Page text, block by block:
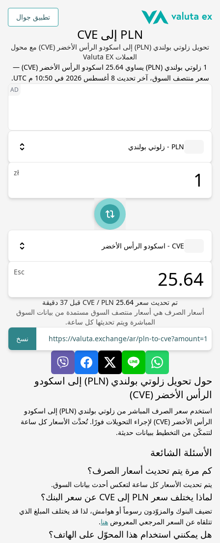
تطبيق جوال
PLN إلى CVE
تحويل زلوتي بولندي (PLN) إلى اسكودو الرأس الأخضر (CVE) مع محول
العملات Valuta EX
1 زلوتي بولندي (
PLN) يساوي 25.64 اسكودو الرأس الأخضر (
CVE
) —
سعر منتصف السوق، آخر تحديث8 أغسطس 2026 في 10:50 م UTC .
PLN - زلوتي بولندي
zł
CVE - اسكودو الرأس الأخضر
Esc
تم تحديث سعر CVE / PLN 25.64 قبل 37 دقيقة
أسعار الصرف هي أسعار منتصف السوق مستمدة من بيانات السوق
المباشرة ويتم تحديثها كل ساعة.
https://valuta.exchange/ar/pln-to-cve?amount=1
نسخ
حول تحويل زلوتي بولندي (PLN) إلى اسكودو
الرأس الأخضر (CVE)
استخدم سعر الصرف المباشر من زلوتي بولندي (PLN) إلى اسكودو
الرأس الأخضر (CVE) لإجراء التحويلات فورًا. تُحدَّث الأسعار كل ساعة
لتتمكّن من التخطيط ببيانات حديثة.
الأسئلة الشائعة
كم مرة يتم تحديث أسعار الصرف؟
يتم تحديث الأسعار كل ساعة لتعكس أحدث بيانات السوق.
لماذا يختلف سعر PLN إلى CVE عن سعر البنك؟
تضيف البنوك والمزوّدون رسوماً أو هوامش، لذا قد يختلف المبلغ الذي
تتلقاه عن السعر المرجعي المعروض هنا.
هل يمكنني استخدام هذا المحوّل على الهاتف؟